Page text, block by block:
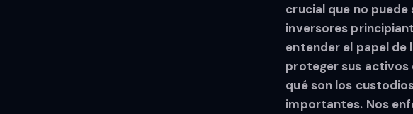
crucial que no
inversores
entender el papel
proteger sus activos
qué son los
importantes. Nos